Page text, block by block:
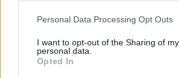
Personal Data Processing Opt Outs
I want to opt-out of the Sharing of my
personal data.
Opted In